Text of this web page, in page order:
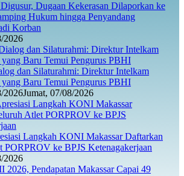
Dugaan Kekerasan Dilaporkan ke
Hukum hingga Penyandang
Korban
2026
dan Silaturahmi: Direktur Intelkam
yang Baru Temui Pengurus PBHI
2026Jumat, 07/08/2026
Langkah KONI Makassar Daftarkan
PORPROV ke BPJS Ketenagakerjaan
2026